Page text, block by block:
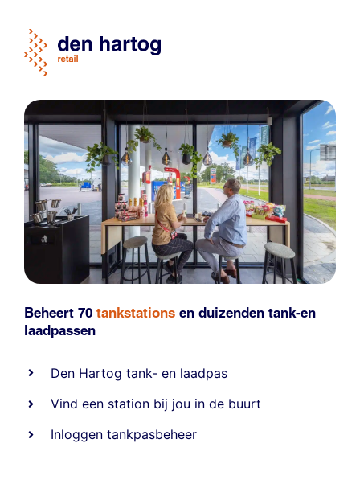
Beheert 70 tankstations en duizenden tank-en
laadpassen
Den Hartog tank- en laadpas
Vind een station bij jou in de buurt
Inloggen tankpasbeheer